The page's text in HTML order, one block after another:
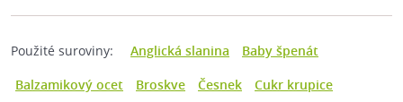
Použité suroviny: Anglická slanina
Baby špenát
Balzamikový ocet
Broskve Česnek
Cukr krupice